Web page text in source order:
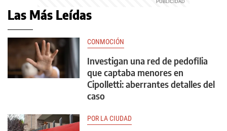
Las Más Leídas
CONMOCIÓN
Investigan una red de pedofilia
que captaba menores en
Cipolletti: aberrantes detalles del
caso
POR LA CIUDAD